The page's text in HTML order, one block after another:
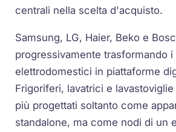
centrali nella scelta d'acquisto.
Samsung, LG, Haier, Beko e
progressivamente trasformando i
elettrodomestici in piattaforme
Frigoriferi, lavatrici e
più progettati soltanto come
standalone, ma come nodi di un